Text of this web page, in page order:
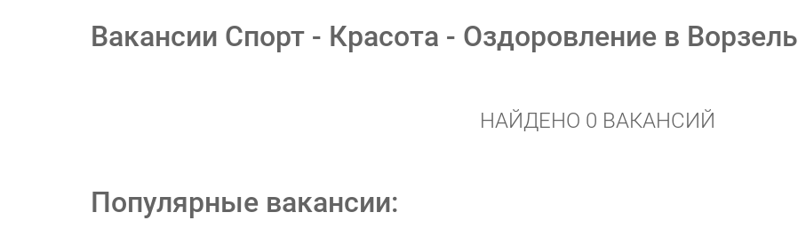
Вакансии Спорт - Красота - Оздоровление в Ворзель
НАЙДЕНО 0 ВАКАНСИЙ
Популярные вакансии: